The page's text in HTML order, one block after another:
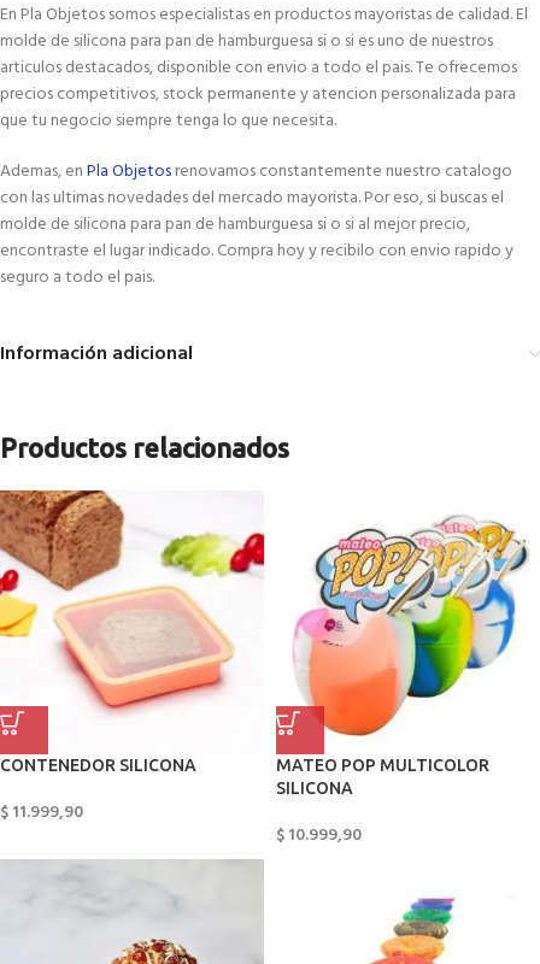
En Pla Objetos somos especialistas en productos mayoristas de calidad. El
molde de silicona para pan de hamburguesa si o si es uno de nuestros
articulos destacados, disponible con envio a todo el pais. Te ofrecemos
precios competitivos, stock permanente y atencion personalizada para
que tu negocio siempre tenga lo que necesita.
Ademas, enPla Objetosrenovamos constantemente nuestro catalogo
con las ultimas novedades del mercado mayorista. Por eso, si buscas el
molde de silicona para pan de hamburguesa si o si al mejor precio,
encontraste el lugar indicado. Compra hoy y recibilo con envio rapido y
seguro a todo el pais.
Información adicional
Productos relacionados
CONTENEDOR SILICONA
$11.999,90
MATEO POP MULTICOLOR
SILICONA
$10.999,90